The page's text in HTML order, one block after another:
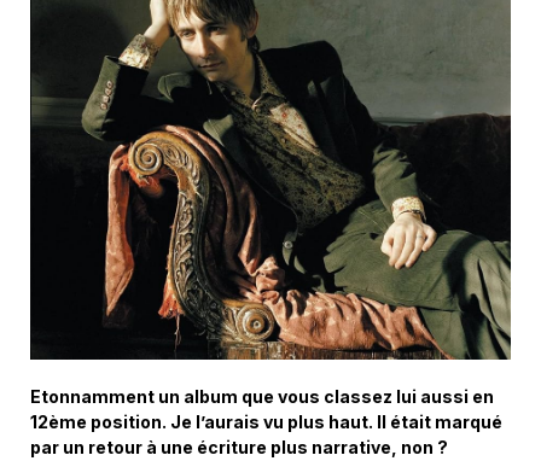
Etonnamment un album que vous classez lui aussi en
12ème position. Je l’aurais vu plus haut. Il était marqué
par un retour à une écriture plus narrative, non ?